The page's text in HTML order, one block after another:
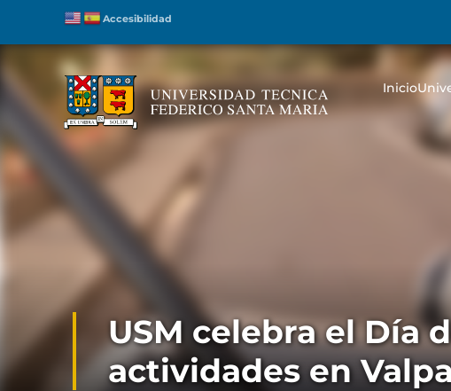
Accesibilidad
Inicio
USM celebra el Día
actividades en